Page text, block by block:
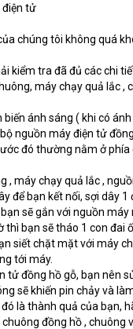
điện tử
chúng tôi không quá
kiểm tra đã đủ các chi
máy chạy quả lắc ,
ánh sáng ( khi có
nguồn máy điện tử
đó thường nằm ở phía
, máy chạy quả lắc ,
để bạn kết nối, sợi dây 1
sẽ gắn với nguồn máy
bạn sẽ tháo 1 con đai
siết chặt mặt với máy
tới máy.
tử đồng hồ gỗ, bạn nên
sẽ khiến pin chảy và
là thành quả của bạn,
đồng hồ , chuông